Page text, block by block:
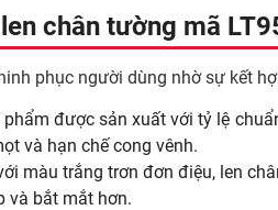
chân tường mã
phục người dùng nhờ sự kết
phẩm được sản xuất với tỷ lệ
và hạn chế cong vênh.
màu trắng trơn đơn điệu, len
và bắt mắt hơn.